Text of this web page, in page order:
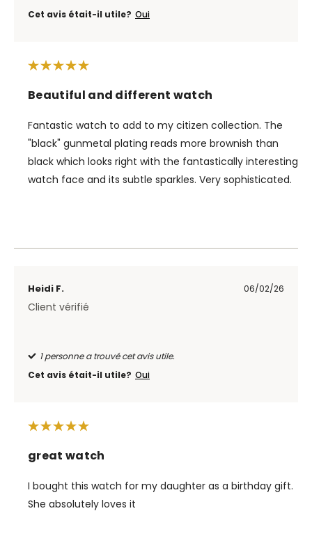
Cet avis était-il utile? Oui
Beautiful and different watch
Fantastic watch to add to my citizen collection. The
"black" gunmetal plating reads more brownish than
black which looks right with the fantastically interesting
watch face and its subtle sparkles. Very sophisticated.
Heidi F. 06/02/26
Client vérifié
1 personne a trouvé cet avis utile.
Cet avis était-il utile? Oui
great watch
I bought this watch for my daughter as a birthday gift.
She absolutely loves it